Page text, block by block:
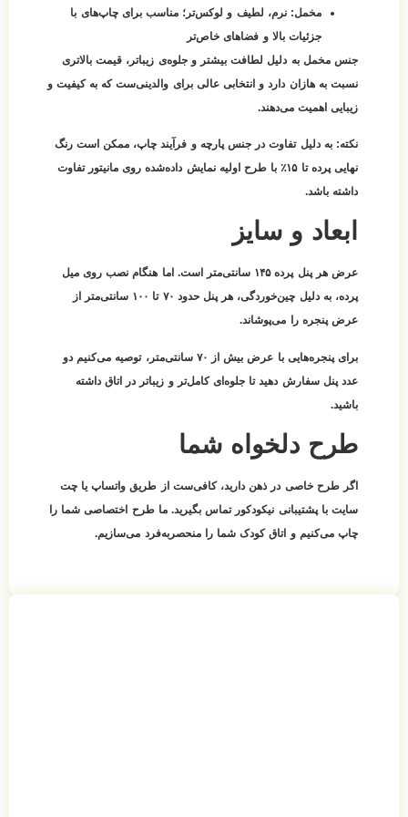
مخمل: نرم، لطیف و لوکس‌تر؛ مناسب برای چاپ‌های با
جزئیات بالا و فضاهای خاص‌تر
جنس مخمل به دلیل لطافت بیشتر و جلوه‌ی زیباتر، قیمت بالاتری
نسبت به هازان دارد و انتخابی عالی برای والدینی‌ست که به کیفیت و
زیبایی اهمیت می‌دهند.
نکته: به دلیل تفاوت در جنس پارچه و فرآیند چاپ، ممکن است رنگ
نهایی پرده تا ۱۵٪ با طرح اولیه نمایش داده‌شده روی مانیتور تفاوت
داشته باشد.
ابعاد و سایز
عرض هر پنل پرده ۱۴۵ سانتی‌متر است. اما هنگام نصب روی میل
پرده، به دلیل چین‌خوردگی، هر پنل حدود
۷۰ تا ۱۰۰ سانتی‌متر از
عرض پنجره را می‌پوشاند.
برای پنجره‌هایی با عرض بیش از ۷۰ سانتی‌متر، توصیه می‌کنیم
دو
عدد پنل سفارش دهید تا جلوه‌ای کامل‌تر و زیباتر در اتاق داشته
باشید.
طرح دلخواه شما
اگر طرح خاصی در ذهن دارید، کافی‌ست از طریق واتساپ یا چت
سایت با پشتیبانی نیکودکور تماس بگیرید. ما طرح اختصاصی شما را
چاپ می‌کنیم و اتاق کودک شما را منحصربه‌فرد می‌سازیم.